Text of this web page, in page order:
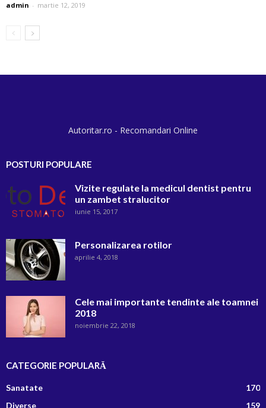
admin - martie 12, 2019
Autoritar.ro - Recomandari Online
POSTURI POPULARE
Vizite regulate la medicul dentist pentru
un zambet stralucitor
iunie 15, 2017
Personalizarea rotilor
aprilie 4, 2018
Cele mai importante tendinte ale toamnei
2018
noiembrie 22, 2018
CATEGORIE POPULARĂ
Sanatate
170
Diverse
159